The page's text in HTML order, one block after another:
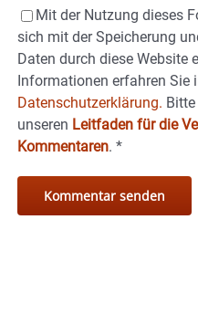
Mit der Nutzung dieses
sich mit der Speicherung
Daten durch diese Website
Informationen erfahren Sie
Datenschutzerklärung.
unseren Leitfaden für die
Kommentaren. *